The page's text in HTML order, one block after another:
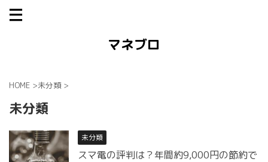
マネブロ
HOME >未分類 >
未分類
未分類
スマ電の評判は？年間約9,000円の節約で